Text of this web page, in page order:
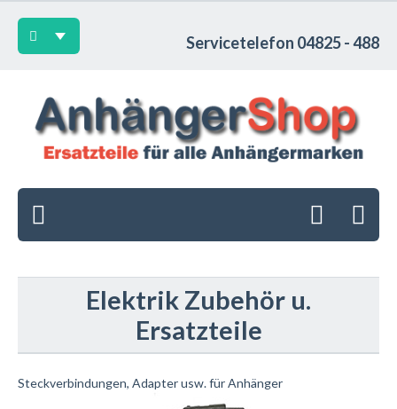
Servicetelefon 04825 - 488
Elektrik Zubehör u.
Ersatzteile
Steckverbindungen, Adapter usw. für Anhänger